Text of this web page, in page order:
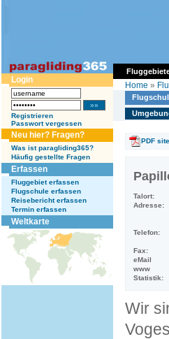
Login
Registrieren
Passwort vergessen
Neu hier? Fragen?
Was ist paragliding365?
Häufig gestellte Fragen
Erfassen
Fluggebiet erfassen
Flugschule erfassen
Reisebericht erfassen
Termin erfassen
Weltkarte
Home »
PDF
Talort:
Adresse:
Telefon:
Fax:
eMail
www
Statistik:
Wir